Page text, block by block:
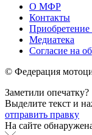
О МФР
Контакты
Медиатека
Согласие на
© Федерация
Заметили опечатку?
Выделите текст и
отправить правку
На сайте